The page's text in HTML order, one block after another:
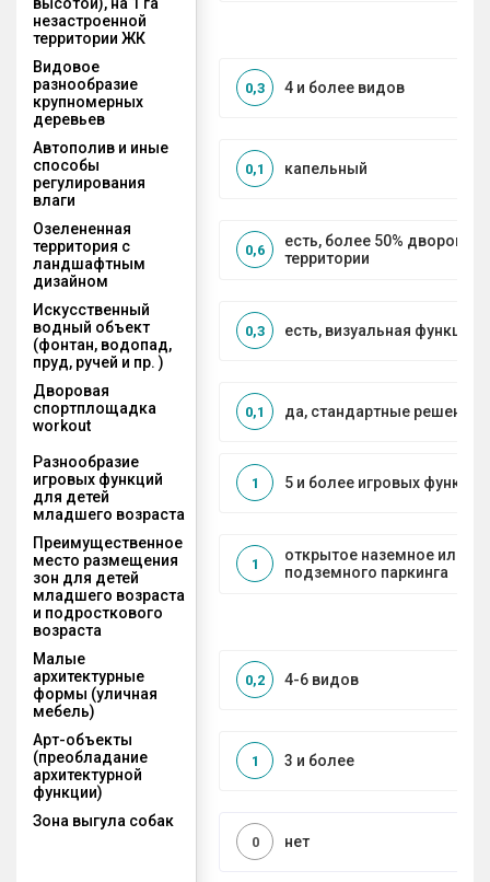
незастроенной
территории ЖК
Видовое
разнообразие
крупномерных
деревьев
4 и более видов
0,3
Автополив и иные
способы
регулирования
влаги
капельный
0,1
Озелененная
территория с
ландшафтным
дизайном
есть, более 50% дворовой
территории
0,6
Искусственный
водный объект
(фонтан, водопад,
пруд, ручей и пр. )
есть, визуальная функция
0,3
Дворовая
спортплощадка
workout
да, стандартные решения
0,1
Разнообразие
игровых функций
для детей
младшего возраста
5 и более игровых функций
1
Преимущественное
место размещения
зон для детей
младшего возраста
и подросткового
возраста
открытое наземное или на
подземного паркинга
1
Малые
архитектурные
формы (уличная
мебель)
4-6 видов
0,2
Арт-объекты
(преобладание
архитектурной
функции)
3 и более
1
Зона выгула собак
нет
0